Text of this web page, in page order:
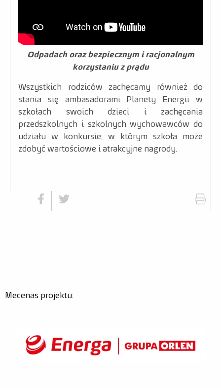
Odpadach oraz bezpiecznym i racjonalnym
korzystaniu z prądu
Wszystkich rodziców zachęcamy również do
stania się ambasadorami Planety Energii w
szkołach swoich dzieci i zachęcania
przedszkolnych i szkolnych wychowawców do
udziału w konkursie, w którym szkoła może
zdobyć wartościowe i atrakcyjne nagrody.
Odwiedź nas na facebook
Odwiedź nas na twitter
Mecenas projektu: